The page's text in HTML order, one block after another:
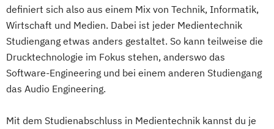
definiert sich also aus einem Mix von Technik, Informatik,
Wirtschaft und Medien. Dabei ist jeder Medientechnik
Studiengang etwas anders gestaltet. So kann teilweise die
Drucktechnologie im Fokus stehen, anderswo das
Software-Engineering und bei einem anderen Studiengang
das Audio Engineering.
Mit dem Studienabschluss in Medientechnik kannst du je